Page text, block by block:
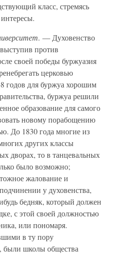
класс, стремясь
. — Духовенство
против
своей победы буржуазия
церковью
годов для буржуа хорошим
буржуа решили
образование для самого
новому порабощению
До 1830 года многие из
других классы
дворах, то в танцевальных
было возможно;
жалование и
у духовенства,
бедняк, который должен
с этой своей должностью
или пономаря.
в ту пору
были школы общества